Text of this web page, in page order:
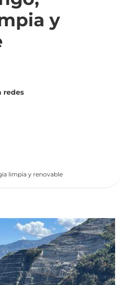
y
redes
limpia y renovable